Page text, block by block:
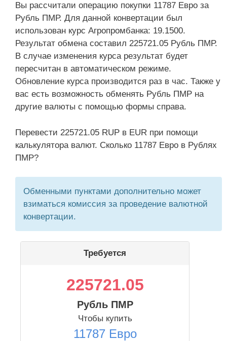
Вы рассчитали операцию покупки 11787 Евро за
Рубль ПМР. Для данной конвертации был
использован курс Агропромбанка: 19.1500.
Результат обмена составил 225721.05 Рубль ПМР.
В случае изменения курса результат будет
пересчитан в автоматическом режиме.
Обновление курса производится раз в час. Также у
вас есть возможность обменять Рубль ПМР на
другие валюты с помощью формы справа.
Перевести 225721.05 RUP в EUR при помощи
калькулятора валют. Сколько 11787 Евро в Рублях
ПМР?
Обменными пунктами дополнительно может
взиматься комиссия за проведение валютной
конвертации.
Требуется
225721.05
Рубль ПМР
Чтобы купить
11787 Евро